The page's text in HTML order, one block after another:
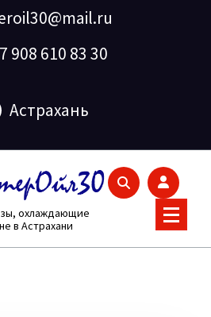
908 610 83 30
Астрахань
охлаждающие
в Астрахани